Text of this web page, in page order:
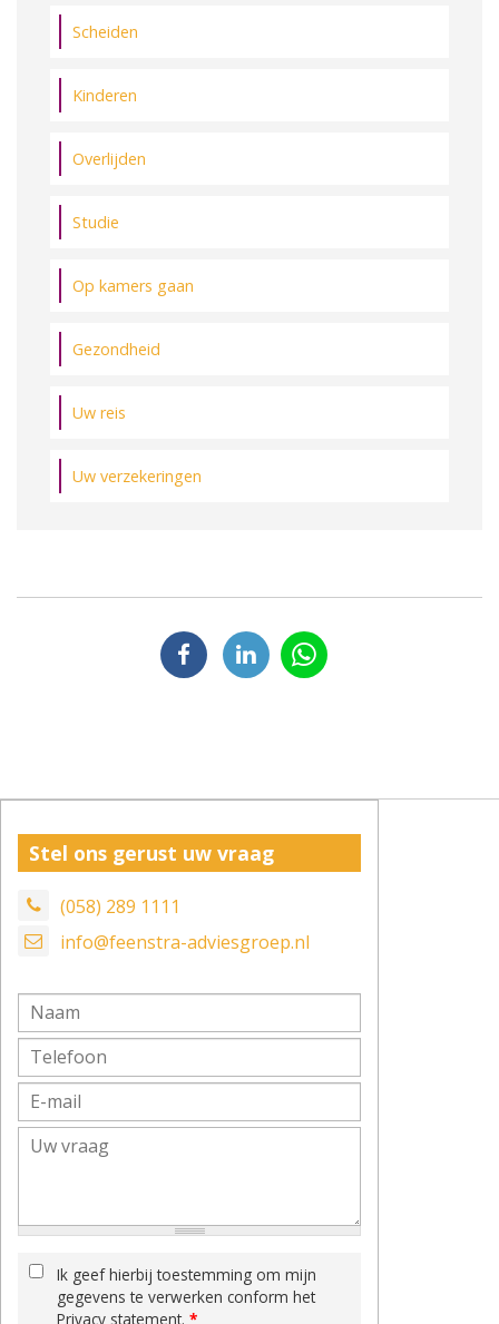
Scheiden
Kinderen
Overlijden
Studie
Op kamers gaan
Gezondheid
Uw reis
Uw verzekeringen
Stel ons gerust uw vraag
(058) 289 1111
info@feenstra-adviesgroep.nl
Ik geef hierbij toestemming om mijn
gegevens te verwerken conform het
Privacy statement. *